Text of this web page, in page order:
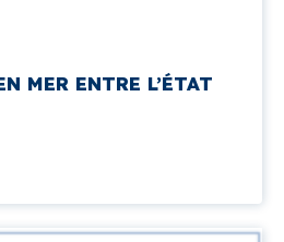
MER ENTRE L’ÉTAT